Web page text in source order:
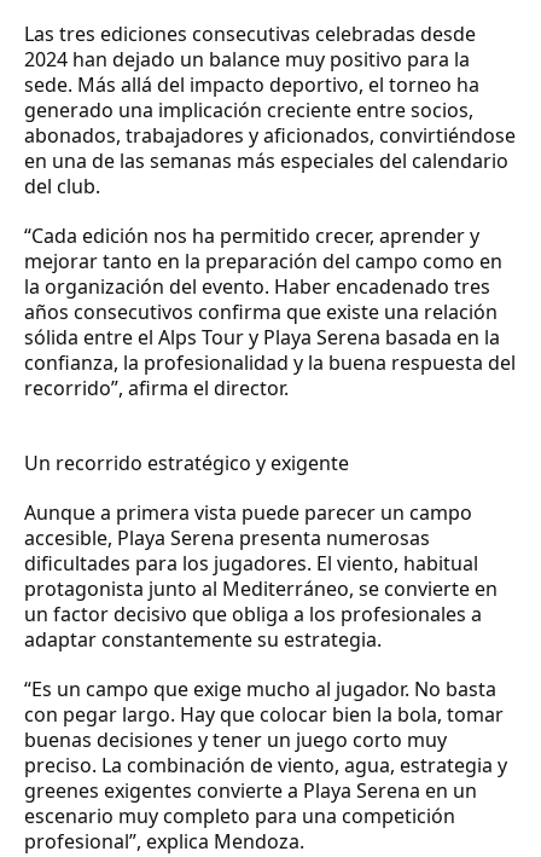
Las tres ediciones consecutivas celebradas desde
2024 han dejado un balance muy positivo para la
sede. Más allá del impacto deportivo, el torneo ha
generado una implicación creciente entre socios,
abonados, trabajadores y aficionados, convirtiéndose
en una de las semanas más especiales del calendario
del club.
“Cada edición nos ha permitido crecer, aprender y
mejorar tanto en la preparación del campo como en
la organización del evento. Haber encadenado tres
años consecutivos confirma que existe una relación
sólida entre el Alps Tour y Playa Serena basada en la
confianza, la profesionalidad y la buena respuesta del
recorrido”, afirma el director.
Un recorrido estratégico y exigente
Aunque a primera vista puede parecer un campo
accesible, Playa Serena presenta numerosas
dificultades para los jugadores. El viento, habitual
protagonista junto al Mediterráneo, se convierte en
un factor decisivo que obliga a los profesionales a
adaptar constantemente su estrategia.
“Es un campo que exige mucho al jugador. No basta
con pegar largo. Hay que colocar bien la bola, tomar
buenas decisiones y tener un juego corto muy
preciso. La combinación de viento, agua, estrategia y
greenes exigentes convierte a Playa Serena en un
escenario muy completo para una competición
profesional”, explica Mendoza.